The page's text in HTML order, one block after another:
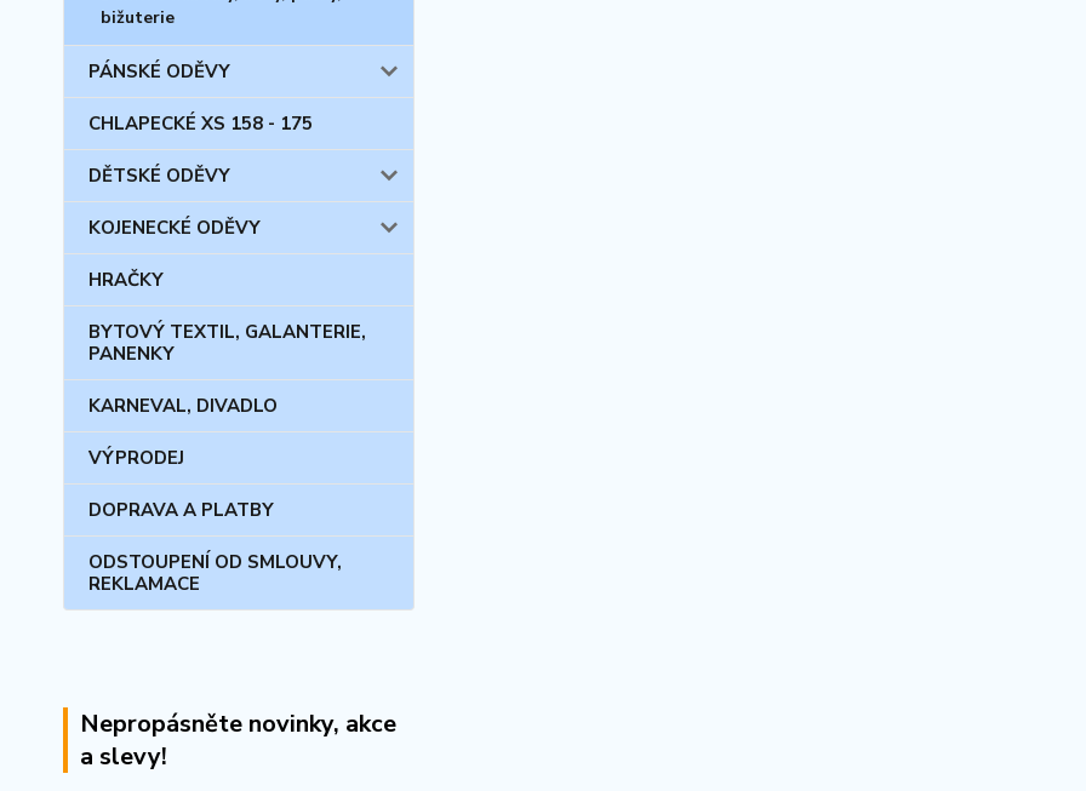
bižuterie
PÁNSKÉ ODĚVY
CHLAPECKÉ XS 158 - 175
DĚTSKÉ ODĚVY
KOJENECKÉ ODĚVY
HRAČKY
BYTOVÝ TEXTIL, GALANTERIE,
PANENKY
KARNEVAL, DIVADLO
VÝPRODEJ
DOPRAVA A PLATBY
ODSTOUPENÍ OD SMLOUVY,
REKLAMACE
Nepropásněte novinky, akce
a slevy!